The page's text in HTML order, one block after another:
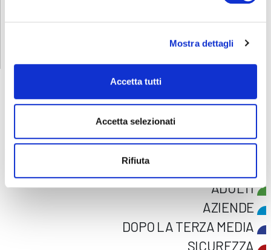
Mostra dettagli
Accetta tutti
Accetta selezionati
Rifiuta
RICHIEDI INFORMAZIONI
FORMAZIONE
Seleziona e filtra per:
ADULTI
AZIENDE
DOPO LA TERZA MEDIA
SICUREZZA